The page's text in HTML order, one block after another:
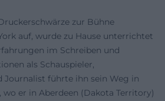
zur Bühne
auf, wurde zu Hause unterrichtet
im Schreiben und
als Schauspieler,
Journalist führte ihn sein Weg in
er in Aberdeen (Dakota Territory)